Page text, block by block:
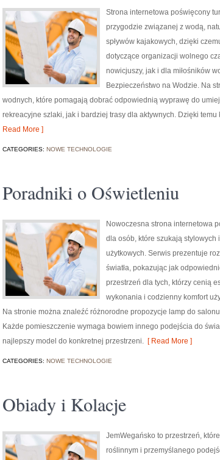
Strona internetowa poświęcony
przygodzie związanej z wodą,
spływów kajakowych, dzięki
dotyczące organizacji wolnego
nowicjuszy, jak i dla miłośników
Bezpieczeństwo na Wodzie. Na
wodnych, które pomagają dobrać odpowiednią wyprawę do
rekreacyjne szlaki, jak i bardziej trasy dla aktywnych. Dzięki
Read More ]
CATEGORIES: NOWE TECHNOLOGIE
Poradniki o Oświetleniu
Nowoczesna strona internetowa
dla osób, które szukają
użytkowych. Serwis prezentuje
światła, pokazując jak
przestrzeń dla tych, którzy cenią
wykonania i codzienny komfort
Na stronie można znaleźć różnorodne propozycje lamp do
Każde pomieszczenie wymaga bowiem innego podejścia do
najlepszy model do konkretnej przestrzeni. [ Read More ]
CATEGORIES: NOWE TECHNOLOGIE
Obiady i Kolacje
JemWegańsko to przestrzeń,
roślinnym i przemyślanego